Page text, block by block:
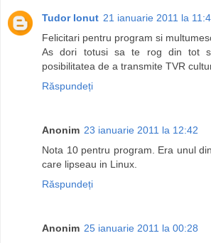
Tudor Ionut 21 ianuarie 2011 la
Felicitari pentru program si
As dori totusi sa te rog din tot
posibilitatea de a transmite TVR
Răspundeți
Anonim 23 ianuarie 2011 la 12:42
Nota 10 pentru program. Era unul
care lipseau in Linux.
Răspundeți
Anonim 25 ianuarie 2011 la 00:28